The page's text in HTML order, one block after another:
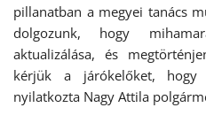
pillanatban a megyei tanács
dolgozunk, hogy
aktualizálása, és
kérjük a járókelőket, hogy
nyilatkozta Nagy Attila